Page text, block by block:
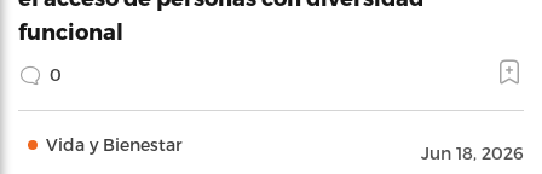
funcional
0
Vida y Bienestar Jun 18, 2026